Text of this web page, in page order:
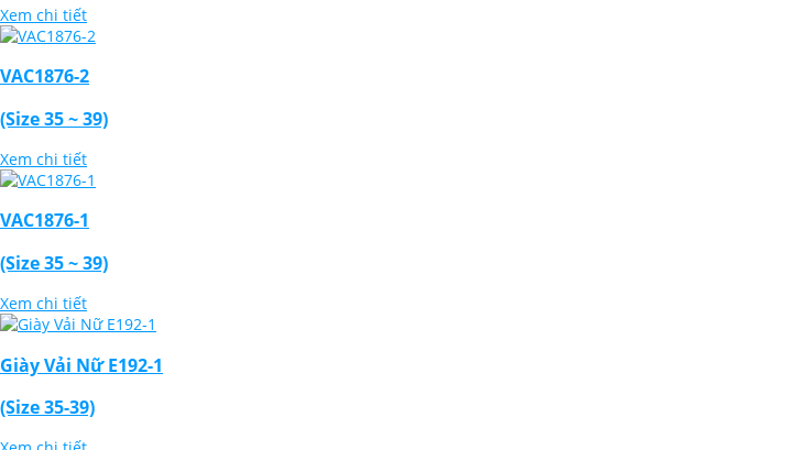
Xem chi tiết
VAC1876-2
(Size 35 ~ 39)
Xem chi tiết
VAC1876-1
(Size 35 ~ 39)
Xem chi tiết
Giày Vải Nữ E192-1
(Size 35-39)